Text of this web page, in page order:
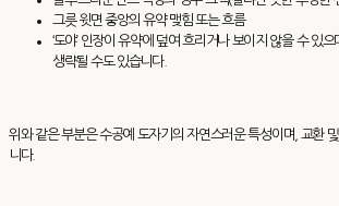
그릇 윗면 중앙의 유약 맺힘 또는 흐름
‘도야’ 인장이 유약에 덮여 흐리거나 보이지 않을 수 있
생략될 수도 있습니다.
위와 같은 부분은 수공예 도자기의 자연스러운 특성이며, 교환
니다.